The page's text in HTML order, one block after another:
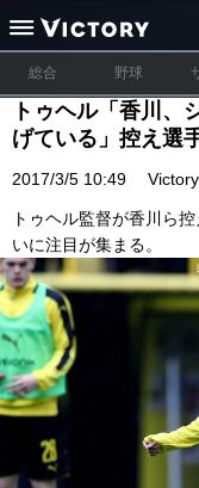
総合 野球
トゥヘル「香川、
げている」控え選
2017/3/5 10:49
トゥヘル監督が香川ら
いに注目が集まる。